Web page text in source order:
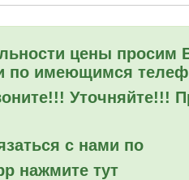
цены просим
по имеющимся
Уточняйте!!!
с нами по
нажмите тут